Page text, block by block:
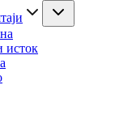
исток